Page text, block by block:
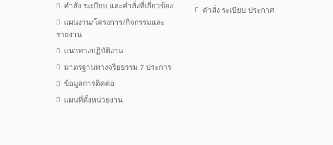
คำสั่ง ระเบียบ และคำสั่งที่เกี่ยวข้อง
แผนงาน/โครงการ/กิจกรรมและ
รายงาน
แนวทางปฏิบัติงาน
มาตรฐานทางจริยธรรม 7 ประการ
ข้อมูลการติดต่อ
แผนที่ตั้งหน่วยงาน
คำสั่ง ระเบียบ ประกาศ